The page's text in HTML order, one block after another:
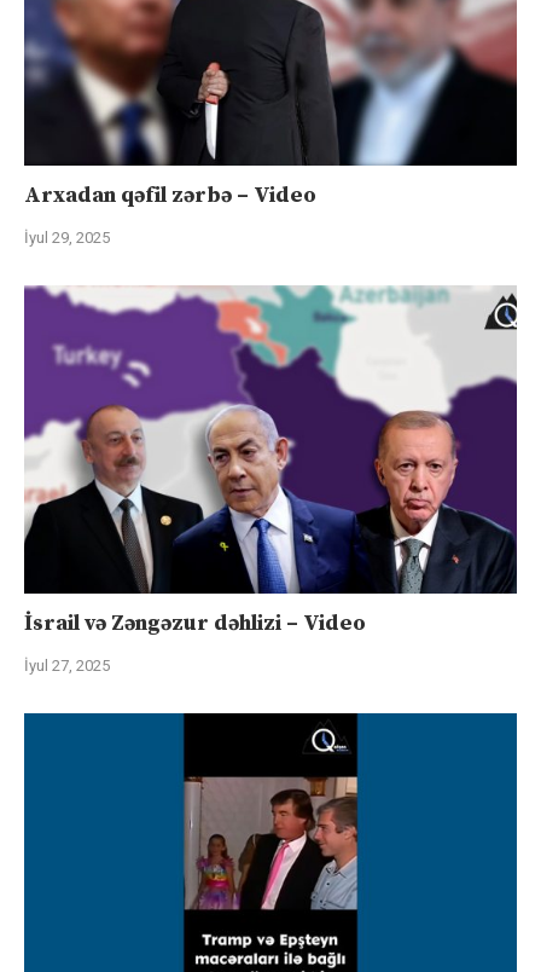
Arxadan qəfil zərbə – Video
İyul 29, 2025
İsrail və Zəngəzur dəhlizi – Video
İyul 27, 2025